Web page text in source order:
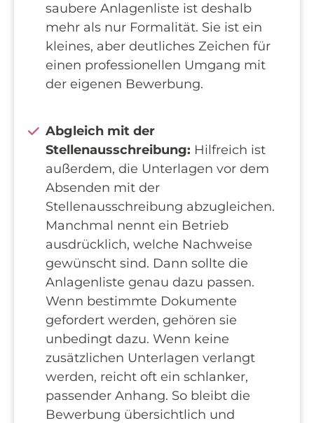
saubere Anlagenliste ist deshalb
mehr als nur Formalität. Sie ist ein
kleines, aber deutliches Zeichen für
einen professionellen Umgang mit
der eigenen Bewerbung.
Abgleich mit der
Stellenausschreibung: Hilfreich ist
außerdem, die Unterlagen vor dem
Absenden mit der
Stellenausschreibung abzugleichen.
Manchmal nennt ein Betrieb
ausdrücklich, welche Nachweise
gewünscht sind. Dann sollte die
Anlagenliste genau dazu passen.
Wenn bestimmte Dokumente
gefordert werden, gehören sie
unbedingt dazu. Wenn keine
zusätzlichen Unterlagen verlangt
werden, reicht oft ein schlanker,
passender Anhang. So bleibt die
Bewerbung übersichtlich und